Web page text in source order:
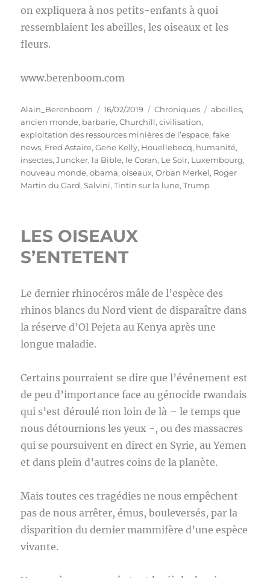
on expliquera à nos petits-enfants à quoi
ressemblaient les abeilles, les oiseaux et les
fleurs.
www.berenboom.com
Auteur
Alain_Berenboom
Publié
le
16/02/2019 Catégories
Chroniques Étiquettes
abeilles,
ancien monde, barbarie,Churchill,civilisation,
exploitation des ressources minières de l’espace,fake
news, Fred Astaire,Gene Kelly, Houellebecq, humanité,
insectes,Juncker, la Bible, le Coran, Le Soir, Luxembourg,
nouveau monde,obama,oiseaux,Orban Merkel, Roger
Martin du Gard,Salvini,Tintin sur la lune,Trump
LES OISEAUX
S’ENTETENT
Le dernier rhinocéros mâle de l’espèce des
rhinos blancs du Nord vient de disparaître dans
la réserve d’Ol Pejeta au Kenya après une
longue maladie.
Certains pourraient se dire que l’événement est
de peu d’importance face au génocide rwandais
qui s’est déroulé non loin de là – le temps que
nous détournions les yeux -, ou des massacres
qui se poursuivent en direct en Syrie, au Yemen
et dans plein d’autres coins de la planète.
Mais toutes ces tragédies ne nous empêchent
pas de nous arrêter, émus, bouleversés, par la
disparition du dernier mammifère d’une espèce
vivante.